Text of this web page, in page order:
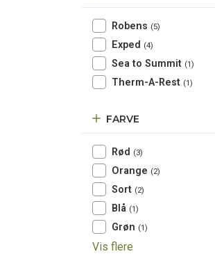
Robens (5)
Exped (4)
Sea to Summit (1)
Therm-A-Rest (1)
FARVE
Rød (3)
Orange (2)
Sort (2)
Blå (1)
Grøn (1)
Vis flere